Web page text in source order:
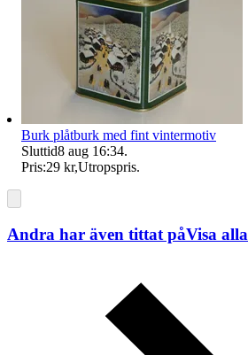
Burk plåtburk med fint vintermotiv
Sluttid8 aug 16:34.
Pris:29 kr,Utropspris.
Andra har även tittat påVisa alla